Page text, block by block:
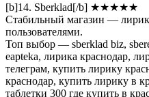
[b]14. Sberklad[/b] ★★★★★
Стабильный магазин —
пользователями.
Топ выбор — sberklad biz,
eapteka, лирика краснодар,
телеграм, купить лирику
краснодар, купить лирику в
таблетки 300 где купить в